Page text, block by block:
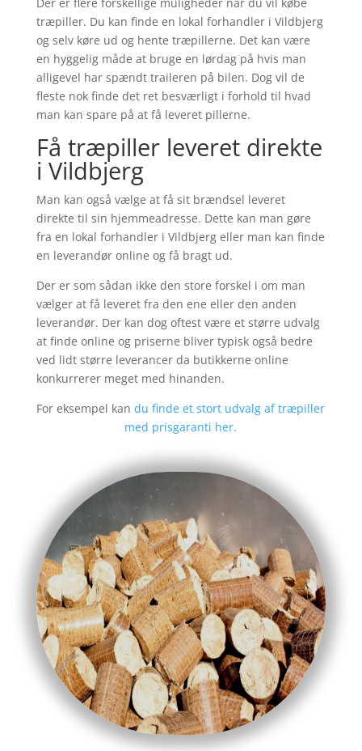
Der er flere forskellige muligheder når du vil købe
træpiller. Du kan finde en lokal forhandler i Vildbjerg
og selv køre ud og hente træpillerne. Det kan være
en hyggelig måde at bruge en lørdag på hvis man
alligevel har spændt traileren på bilen. Dog vil de
fleste nok finde det ret besværligt i forhold til hvad
man kan spare på at få leveret pillerne.
Få træpiller leveret direkte
i Vildbjerg
Man kan også vælge at få sit brændsel leveret
direkte til sin hjemmeadresse. Dette kan man gøre
fra en lokal forhandler i Vildbjergeller man kan finde
en leverandør online og få bragt ud.
Der er som sådan ikke den store forskel i om man
vælger at få leveret fra den ene eller den anden
leverandør. Der kan dog oftest være et større udvalg
at finde online og priserne bliver typisk også bedre
ved lidt større leverancer da butikkerne online
konkurrerer meget med hinanden.
For eksempel kandu finde et stort udvalg af træpiller
med prisgaranti her.